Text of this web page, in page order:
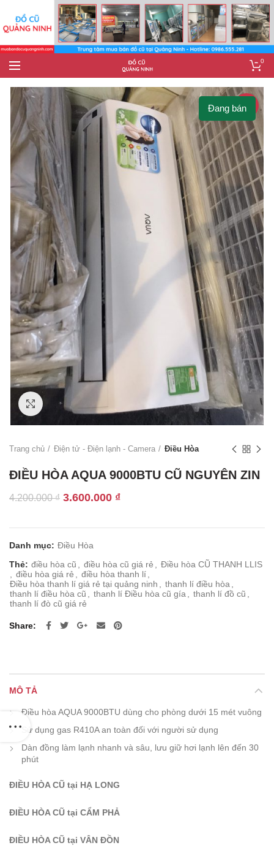
0
-14%
Click to enlarge
Đang bán
Trang chủ Điện tử - Điện lạnh - Camera Điều Hòa
ĐIỀU HÒA AQUA 9000BTU CŨ NGUYÊN ZIN
4.200.000₫ Giá
3.600.000 ₫Giá
Danh mục: Điều Hòa
Thẻ: điều hòa cũ điều hòa cũ giá rẻ
Điều hòa CŨ THANH LLIS
điều hòa giá rẻ điều hòa thanh lí
Điều hòa thanh lí giá rẻ tại quảng ninh
thanh lí điều hòa
thanh lí điều hòa cũ
thanh lí Điều hòa cũ gía thanh lí đồ cũ
thanh lí đò cũ giá rẻ
Share
MÔ TẢ
Điều hòa AQUA 9000BTU dùng cho phòng dưới 15 mét vuông
Sử dụng gas R410A an toàn đối với người sử dụng
Dàn đồng làm lạnh nhanh và sâu, lưu giữ hơi lạnh lên đến 30
phút
ĐIỀU HÒA CŨ tại HẠ LONG
ĐIỀU HÒA CŨ tại CẨM PHẢ
ĐIỀU HÒA CŨ tại VÂN ĐỒN